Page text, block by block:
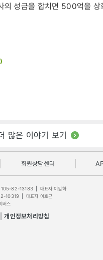
의 성금을 합치면 500억을 상
많은 이야기 보기
회원상담센터
105-82-13183
대표자 이일하
10319
대표자 이호균
버스
개인정보처리방침